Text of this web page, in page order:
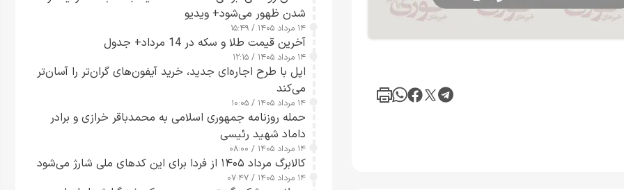
شدن ظهور می‌شود+ ویدیو
۱۴ مرداد ۱۴۰۵ / ۱۵:۴۹
آخرین قیمت طلا و سکه در 14 مرداد+ جدول
۱۴ مرداد ۱۴۰۵ / ۱۲:۱۵
اپل با طرح اجاره‌ای جدید، خرید آیفون‌های گران‌تر را آسان‌تر
می‌کند
۱۴ مرداد ۱۴۰۵ / ۱۰:۰۵
حمله روزنامه جمهوری اسلامی به محمدباقر خرازی و برادر
داماد شهید رئیسی
۱۴ مرداد ۱۴۰۵ / ۰۸:۰۰
کالابرگ مرداد ۱۴۰۵ از فردا برای این کدهای ملی شارژ می‌شود
۱۴ مرداد ۱۴۰۵ / ۰۷:۴۷